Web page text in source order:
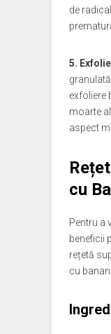
de
5.
exfoliere
moarte
aspect
cu
Pentru a
beneficii
rețetă
cu